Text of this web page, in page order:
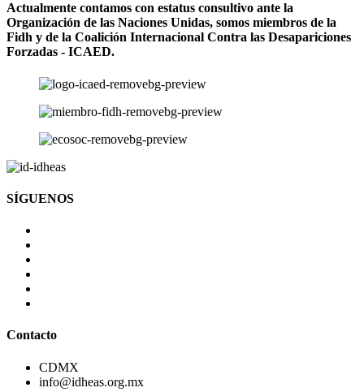
Actualmente contamos con estatus consultivo ante la
Organización de las Naciones Unidas, somos miembros de la
Fidh y de la Coalición Internacional Contra las Desapariciones
Forzadas - ICAED.
SÍGUENOS
Contacto
CDMX
info@idheas.org.mx